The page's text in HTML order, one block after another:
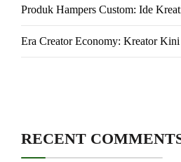
Produk Hampers Custom: Ide
Era Creator Economy: Kreator
RECENT